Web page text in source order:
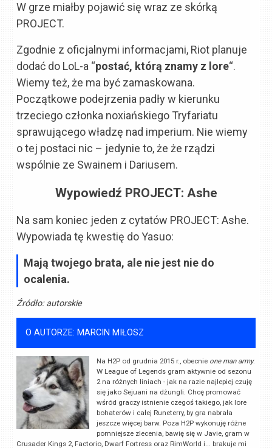
W grze miałby pojawić się wraz ze skórką
PROJECT.
Zgodnie z oficjalnymi informacjami, Riot planuje
dodać do LoL-a “postać, którą znamy z lore“.
Wiemy też, że ma być zamaskowana.
Początkowe podejrzenia padły w kierunku
trzeciego członka noxiańskiego Tryfariatu
sprawującego władzę nad imperium. Nie wiemy
o tej postaci nic – jedynie to, że że rządzi
wspólnie ze Swainem i Dariusem.
Wypowiedź PROJECT: Ashe
Na sam koniec jeden z cytatów PROJECT: Ashe.
Wypowiada tę kwestię do Yasuo:
Mają twojego brata, ale nie jest nie do
ocalenia.
Źródło:autorskie
O AUTORZE: MARCIN MIŁOSZ
Na H2P od grudnia 2015 r., obecnie one man army.
W League of Legends gram aktywnie od sezonu
2 na różnych liniach - jak na razie najlepiej czuję
się jako Sejuani na dżungli. Chcę promować
wśród graczy istnienie czegoś takiego, jak lore
bohaterów i całej Runeterry, by gra nabrała
jeszcze więcej barw. Poza H2P wykonuję różne
pomniejsze zlecenia, bawię się w Javie, gram w
Crusader Kings 2, Factorio, Dwarf Fortress oraz RimWorld i... brakuje mi